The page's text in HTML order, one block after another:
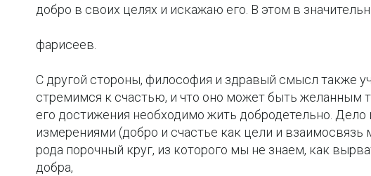
добро в своих целях и искажаю его. В этом в
фарисеев.
С другой стороны, философия и здравый смысл также
стремимся к счастью, и что оно может быть желанным
его достижения необходимо жить добродетельно.
измерениями (добро и счастье как цели и
рода порочный круг, из которого мы не знаем, как
добра,